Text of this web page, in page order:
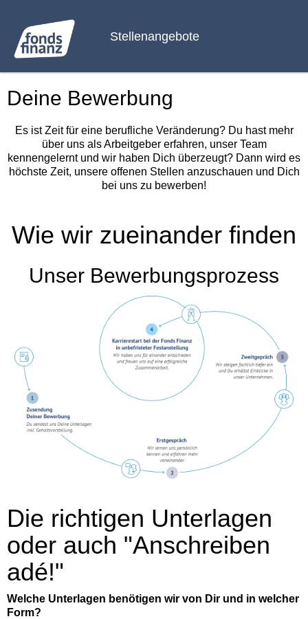
Stellenangebote
Deine Bewerbung
Es ist Zeit für eine berufliche Veränderung? Du hast mehr
über uns als Arbeitgeber erfahren, unser Team
kennengelernt und wir haben Dich überzeugt? Dann wird es
höchste Zeit, unsere offenen Stellen anzuschauen und Dich
bei uns zu bewerben!
Wie wir zueinander finden
Unser Bewerbungsprozess
Die richtigen Unterlagen
oder auch "Anschreiben
adé!"
Welche Unterlagen benötigen wir von Dir und in welcher
Form?